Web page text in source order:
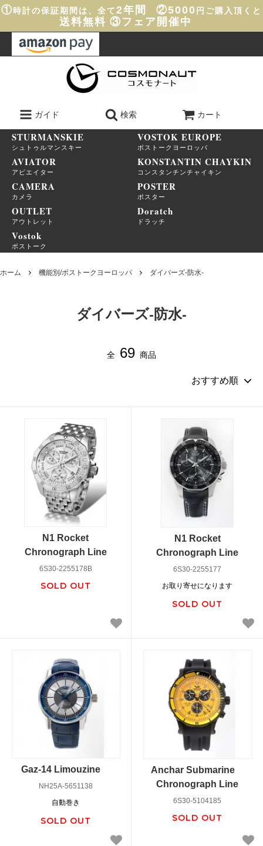
① 時計の保証期間は、全て2年間 ②5000 円ご購入頂くと
送料無料 ③フェア開催中
ガイド 検索 カート
STURMANSKIE
シュトゥルマンスキー
VOSTOK EUROPE
ボストークヨーロッパ
AVIATOR
アビエイター
KONSTANTIN CHAYKIN
コンスタンチンチャイキン
CAMERA
カメラ
POSTER
ポスター
OUTLET
アウトレット
Doratch
ドラッチ
Vostok
ボストーク
ホーム 機能別/ボストークヨーロッパ ダイバーズ-防水-
ダイバーズ-防水-
全 69 商品
N1 Rocket
Chronograph Line
6S30-2255178B
SOLD OUT
N1 Rocket
Chronograph Line
6S30-2255177
お取り寄せになります
SOLD OUT
Gaz-14 Limouzine
NH25A-5651138
自動巻き
SOLD OUT
Anchar Submarine
Chronograph Line
6S30-5104185
SOLD OUT